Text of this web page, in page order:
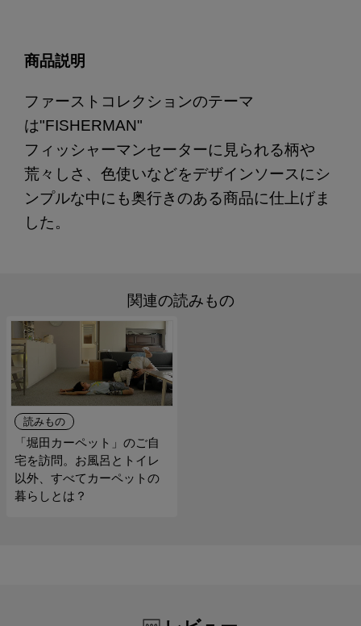
商品説明
ファーストコレクションのテーマ
は"FISHERMAN"
フィッシャーマンセーターに見られる柄や
荒々しさ、色使いなどをデザインソースにシ
ンプルな中にも奥行きのある商品に仕上げま
した。
関連の読みもの
読みもの
「堀田カーペット」のご自
宅を訪問。お風呂とトイレ
以外、すべてカーペットの
暮らしとは？